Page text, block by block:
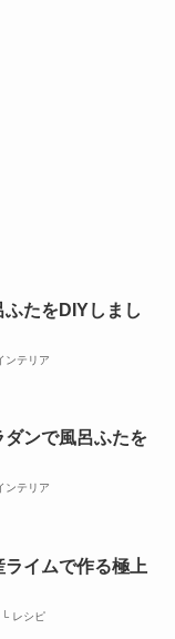
たをDIYしまし
ンテリア
ンで風呂ふたを
ンテリア
ライムで作る極上
└ レシピ